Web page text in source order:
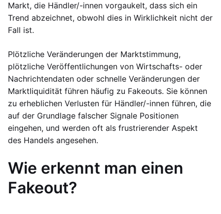
Markt, die Händler/-innen vorgaukelt, dass sich ein
Trend abzeichnet, obwohl dies in Wirklichkeit nicht der
Fall ist.
Plötzliche Veränderungen der Marktstimmung,
plötzliche Veröffentlichungen von Wirtschafts- oder
Nachrichtendaten oder schnelle Veränderungen der
Marktliquidität führen häufig zu Fakeouts. Sie können
zu erheblichen Verlusten für Händler/-innen führen, die
auf der Grundlage falscher Signale Positionen
eingehen, und werden oft als frustrierender Aspekt
des Handels angesehen.
Wie erkennt man einen
Fakeout?